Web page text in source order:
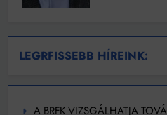
LEGRFISSEBB HÍREINK:
A BRFK VIZSGÁLHATJA